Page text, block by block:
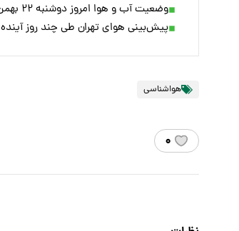
وضعیت آب و هوا امروز دوشنبه ۲۲ بهمن ۱۴۰۳/ پیش بینی وضعیت هوا فردا سه شنبه ۲۳ بهمن
پیش‌بینی هوای تهران طی چند روز آینده
هواشناسی
۰